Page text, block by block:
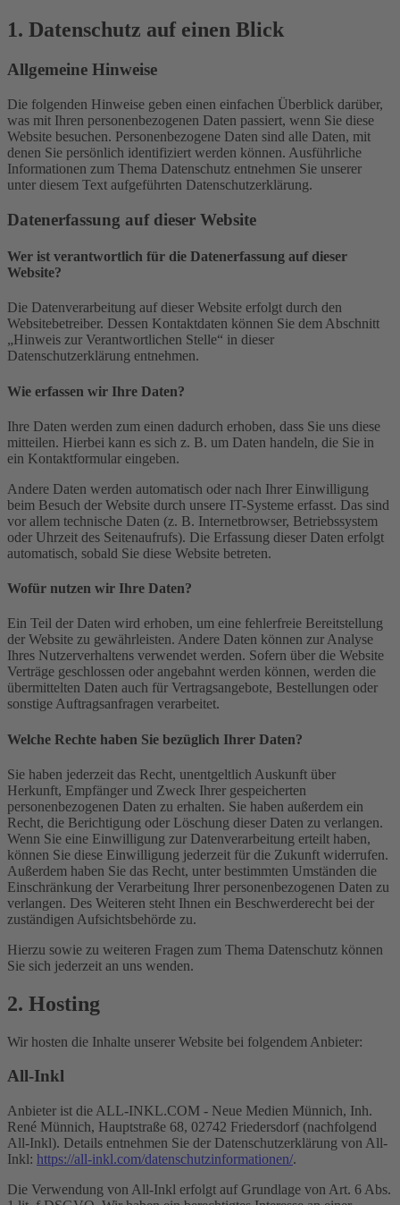
1. Datenschutz auf einen Blick
Allgemeine Hinweise
Die folgenden Hinweise geben einen einfachen Überblick darüber,
was mit Ihren personenbezogenen Daten passiert, wenn Sie diese
Website besuchen. Personenbezogene Daten sind alle Daten, mit
denen Sie persönlich identifiziert werden können. Ausführliche
Informationen zum Thema Datenschutz entnehmen Sie unserer
unter diesem Text aufgeführten Datenschutzerklärung.
Datenerfassung auf dieser Website
Wer ist verantwortlich für die Datenerfassung auf dieser
Website?
Die Datenverarbeitung auf dieser Website erfolgt durch den
Websitebetreiber. Dessen Kontaktdaten können Sie dem Abschnitt
„Hinweis zur Verantwortlichen Stelle“ in dieser
Datenschutzerklärung entnehmen.
Wie erfassen wir Ihre Daten?
Ihre Daten werden zum einen dadurch erhoben, dass Sie uns diese
mitteilen. Hierbei kann es sich z. B. um Daten handeln, die Sie in
ein Kontaktformular eingeben.
Andere Daten werden automatisch oder nach Ihrer Einwilligung
beim Besuch der Website durch unsere IT-Systeme erfasst. Das sind
vor allem technische Daten (z. B. Internetbrowser, Betriebssystem
oder Uhrzeit des Seitenaufrufs). Die Erfassung dieser Daten erfolgt
automatisch, sobald Sie diese Website betreten.
Wofür nutzen wir Ihre Daten?
Ein Teil der Daten wird erhoben, um eine fehlerfreie Bereitstellung
der Website zu gewährleisten. Andere Daten können zur Analyse
Ihres Nutzerverhaltens verwendet werden. Sofern über die Website
Verträge geschlossen oder angebahnt werden können, werden die
übermittelten Daten auch für Vertragsangebote, Bestellungen oder
sonstige Auftragsanfragen verarbeitet.
Welche Rechte haben Sie bezüglich Ihrer Daten?
Sie haben jederzeit das Recht, unentgeltlich Auskunft über
Herkunft, Empfänger und Zweck Ihrer gespeicherten
personenbezogenen Daten zu erhalten. Sie haben außerdem ein
Recht, die Berichtigung oder Löschung dieser Daten zu verlangen.
Wenn Sie eine Einwilligung zur Datenverarbeitung erteilt haben,
können Sie diese Einwilligung jederzeit für die Zukunft widerrufen.
Außerdem haben Sie das Recht, unter bestimmten Umständen die
Einschränkung der Verarbeitung Ihrer personenbezogenen Daten zu
verlangen. Des Weiteren steht Ihnen ein Beschwerderecht bei der
zuständigen Aufsichtsbehörde zu.
Hierzu sowie zu weiteren Fragen zum Thema Datenschutz können
Sie sich jederzeit an uns wenden.
2. Hosting
Wir hosten die Inhalte unserer Website bei folgendem Anbieter:
All-Inkl
Anbieter ist die ALL-INKL.COM - Neue Medien Münnich, Inh.
René Münnich, Hauptstraße 68, 02742 Friedersdorf (nachfolgend
All-Inkl). Details entnehmen Sie der Datenschutzerklärung von All-
Inkl: https://all-inkl.com/datenschutzinformationen/.
Die Verwendung von All-Inkl erfolgt auf Grundlage von Art. 6 Abs.